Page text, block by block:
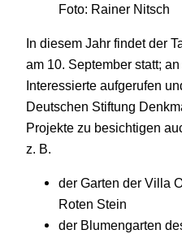
Foto: Rainer Nitsch
In diesem Jahr findet der
am 10. September statt;
Interessierte aufgerufen
Deutschen Stiftung
Projekte zu besichtigen
z. B.
der Garten der Villa
Roten Stein
der Blumengarten